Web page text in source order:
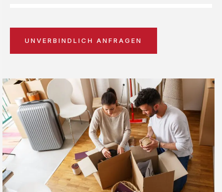
UNVERBINDLICH ANFRAGEN